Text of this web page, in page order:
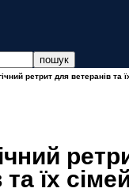
ретрит для ветеранів та
їх